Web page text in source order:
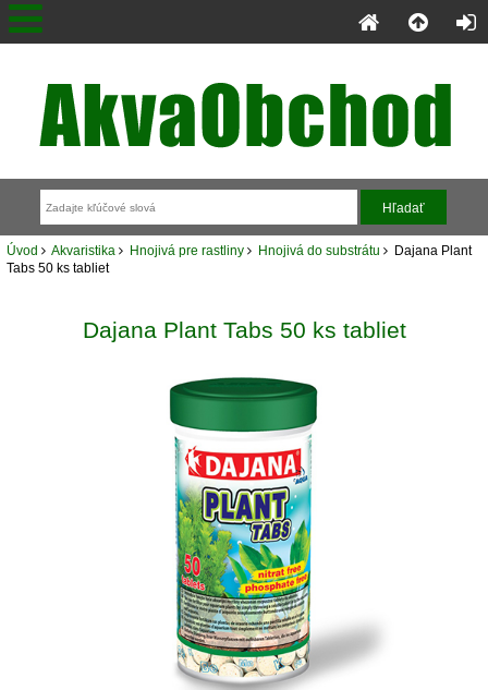
Úvod Akvaristika Hnojivá pre rastliny Hnojivá do substrátu Dajana Plant
Tabs 50 ks tabliet
Dajana Plant Tabs 50 ks tabliet